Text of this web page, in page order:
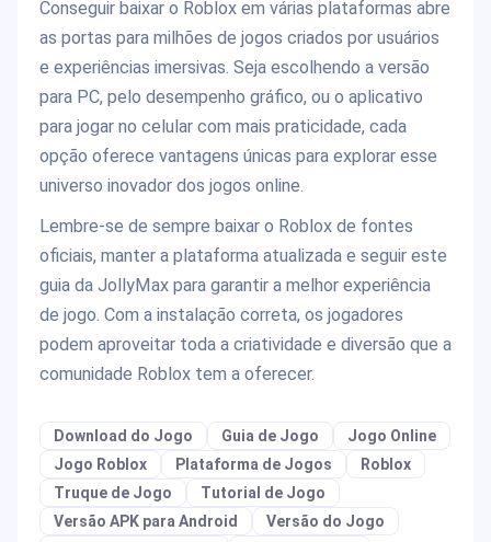
Conseguir baixar o Roblox em várias plataformas abre
as portas para milhões de jogos criados por usuários
e experiências imersivas. Seja escolhendo a versão
para PC, pelo desempenho gráfico, ou o aplicativo
para jogar no celular com mais praticidade, cada
opção oferece vantagens únicas para explorar esse
universo inovador dos jogos online.
Lembre-se de sempre baixar o Roblox de fontes
oficiais, manter a plataforma atualizada e seguir este
guia da JollyMax para garantir a melhor experiência
de jogo. Com a instalação correta, os jogadores
podem aproveitar toda a criatividade e diversão que a
comunidade Roblox tem a oferecer.
Download do Jogo Guia de Jogo
Jogo Online
Jogo Roblox
Plataforma de Jogos
Roblox
Truque de Jogo
Tutorial de Jogo
Versão APK para Android
Versão do Jogo